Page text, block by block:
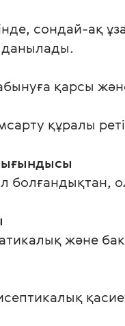
сондай-ақ
қарсы
құралы
болғандықтан,
және